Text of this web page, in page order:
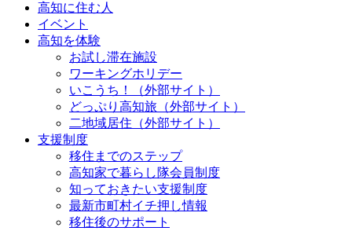
高知に住む人
イベント
高知を体験
お試し滞在施設
ワーキングホリデー
いこうち！（外部サイト）
どっぷり高知旅（外部サイト）
二地域居住（外部サイト）
支援制度
移住までのステップ
高知家で暮らし隊会員制度
知っておきたい支援制度
最新市町村イチ押し情報
移住後のサポート